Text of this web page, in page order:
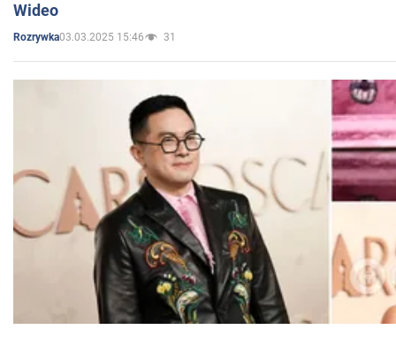
Wideo
Rozrywka03.03.2025 15:46 31